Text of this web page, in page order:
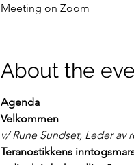
Meeting on Zoom
About the
Agenda
Velkommen
v/ Rune Sundset, Leder
Teranostikkens